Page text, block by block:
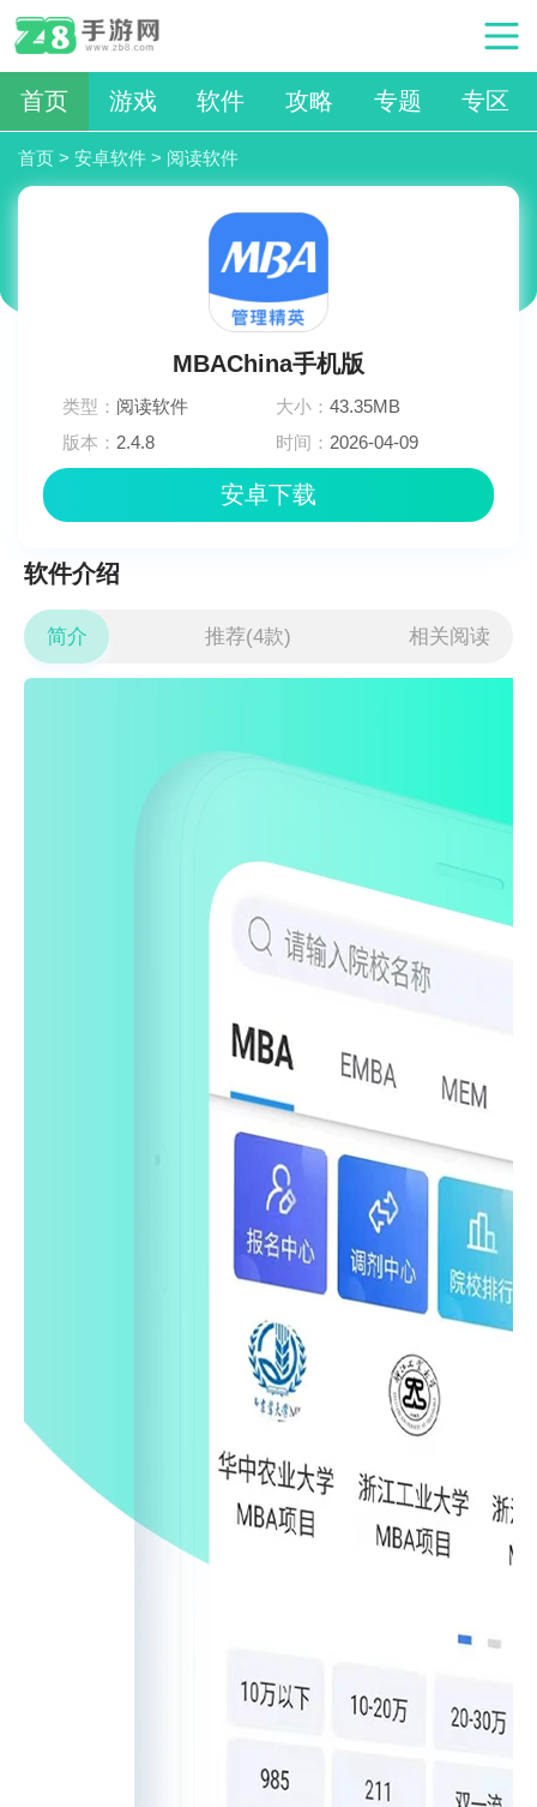
首页 游戏 软件 攻略 专题 专区
首页 > 安卓软件 > 阅读软件
MBAChina手机版
类型： 阅读软件 大小：43.35MB
版本： 2.4.8 时间： 2026-04-09
安卓下载
软件介绍
简介 推荐(4款) 相关阅读